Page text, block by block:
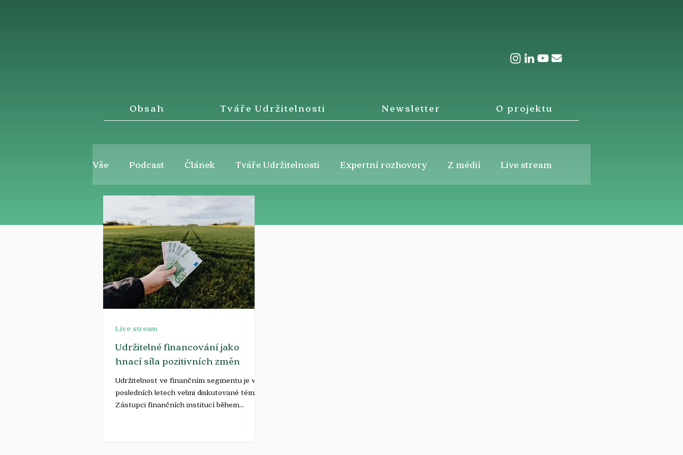
Obsah Tváře Udržitelnosti Newsletter O projektu
Vše Podcast Článek Tváře Udržitelnosti Expertní rozhovory Z médií Live stream
Udržitelné financování jako
hnací síla pozitivních změn
Udržitelnost ve finančním segmentu je v
posledních letech velmi diskutované téma.
Zástupci finančních institucí během
Live stream